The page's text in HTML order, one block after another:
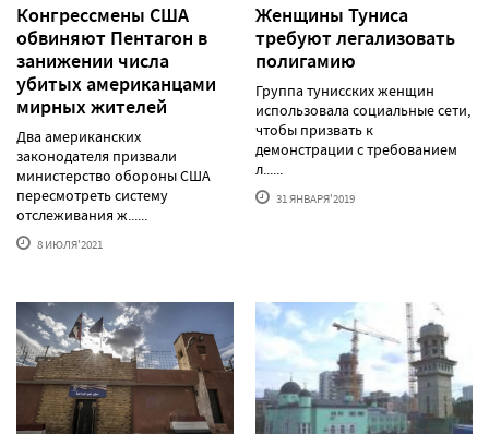
Конгрессмены США
обвиняют Пентагон в
занижении числа
убитых американцами
мирных жителей
Два американских
законодателя призвали
министерство обороны США
пересмотреть систему
отслеживания ж......
8 ИЮЛЯ'2021
Женщины Туниса
требуют легализовать
полигамию
Группа тунисских женщин
использовала социальные сети,
чтобы призвать к
демонстрации с требованием
л......
31 ЯНВАРЯ'2019